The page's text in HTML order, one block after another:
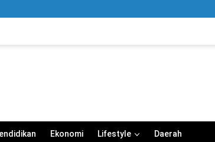
Ekonomi Lifestyle Daerah